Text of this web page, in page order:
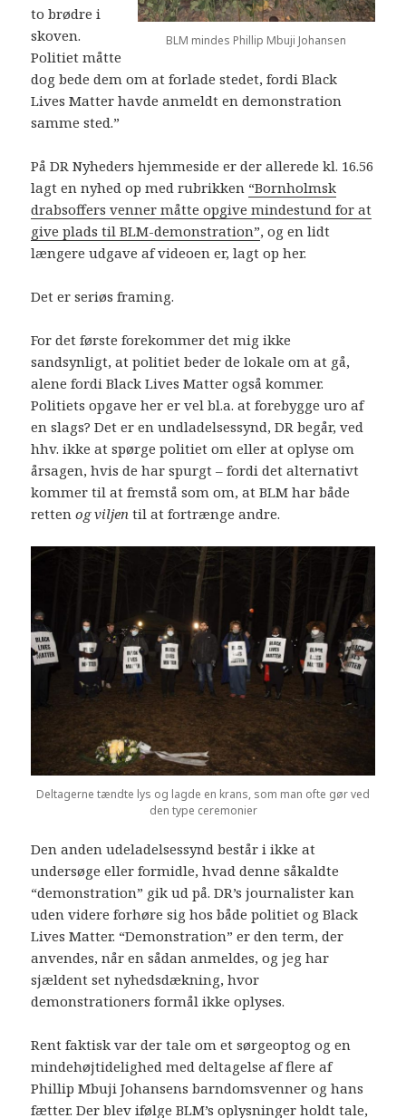
BLM mindes Phillip Mbuji Johansen
to brødre i
skoven.
Politiet måtte
dog bede dem om at forlade stedet, fordi Black
Lives Matter havde anmeldt en demonstration
samme sted.”
På DR Nyheders hjemmeside er der allerede kl. 16.56
lagt en nyhed op med rubrikken “Bornholmsk
drabsoffers venner måtte opgive mindestund for at
give plads til BLM-demonstration”, og en lidt
længere udgave af videoen er, lagt op her.
Det er seriøs framing.
For det første forekommer det mig ikke
sandsynligt, at politiet beder de lokale om at gå,
alene fordi Black Lives Matter også kommer.
Politiets opgave her er vel bl.a. at forebygge uro af
en slags? Det er en undladelsessynd, DR begår, ved
hhv. ikke at spørge politiet om eller at oplyse om
årsagen, hvis de har spurgt – fordi det alternativt
kommer til at fremstå som om, at BLM har både
rettenog viljen til at fortrænge andre.
Deltagerne tændte lys og lagde en krans, som man ofte gør ved
den type ceremonier
Den anden udeladelsessynd består i ikke at
undersøge eller formidle, hvad denne såkaldte
“demonstration” gik ud på. DR’s journalister kan
uden videre forhøre sig hos både politiet og Black
Lives Matter. “Demonstration” er den term, der
anvendes, når en sådan anmeldes, og jeg har
sjældent set nyhedsdækning, hvor
demonstrationers formål ikke oplyses.
Rent faktisk var der tale om et sørgeoptog og en
mindehøjtidelighed med deltagelse af flere af
Phillip Mbuji Johansens barndomsvenner og hans
fætter. Der blev ifølge BLM’s oplysninger holdt tale,